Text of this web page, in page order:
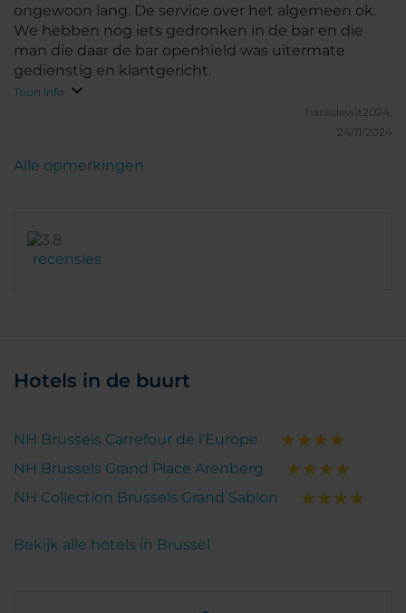
ongewoon lang. De service over het algemeen ok.
We hebben nog iets gedronken in de bar en die
man die daar de bar openhield was uitermate
gedienstig en klantgericht.
Toon info
hansdewit2024.
24/11/2024
recensies
Alle opmerkingen
Hotels in de buurt
NH Brussels Carrefour de l'Europe
NH Brussels Grand Place Arenberg
NH Collection Brussels Grand Sablon
Bekijk alle hotels in Brussel